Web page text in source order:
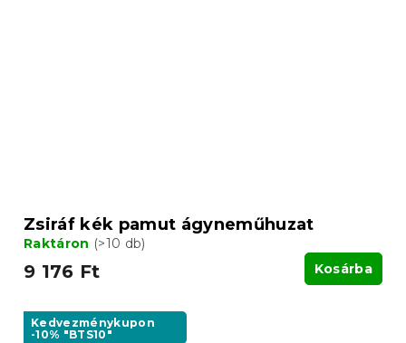
Zsiráf kék pamut ágyneműhuzat
Raktáron (>10 db)
9 176 Ft Kosárba
Kedvezménykupon
-10% "BTS10"